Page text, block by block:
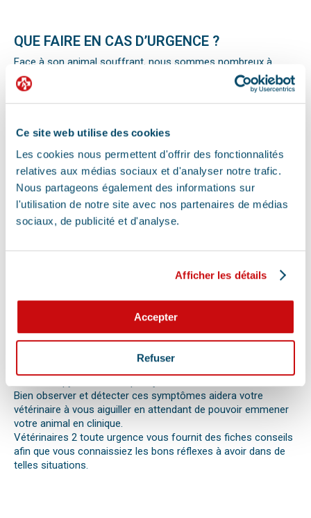
Ce site web utilise des cookies
Les cookies nous permettent d'offrir des fonctionnalités
relatives aux médias sociaux et d'analyser notre trafic.
Nous partageons également des informations sur
l'utilisation de notre site avec nos partenaires de médias
sociaux, de publicité et d'analyse.
Afficher les détails
Accepter
Refuser
QUE FAIRE EN CAS D’URGENCE ?
Face à son animal souffrant, nous sommes nombreux à
perdre nos moyens. En effet, s’il n’est pas possible de se
préparer totalement à ce type d’événement, certains gestes
peuvent être salvateurs.
contacter le vétérinaire de garde ou la clinique d’urgence
également de ne pas paniquer et de vous assurer de la
sécurité de votre animal pour ne pas empirer la situation.
Pour pouvoir détecter un mal-être chez son animal et décrire
la situation à un professionnel, il faut faire attention aux
signaux. Tout comportement anormal ou abattement doit
vous alerter.
perte d’appétit soudaine sont autant de signes visibles que
votre chat, chien ou autre nouvel animal de compagnie ne va
pas bien.
Différentes causes peuvent être à l’origine d’une urgence pour
votre compagnon. Il peut s’agir en effet d’un épillet, d’une
réaction allergique avec œdème de Quincke, d’une intoxication
ou envenimation, d’un syndrome dilatation torsion de
Bien observer et détecter ces symptômes aidera votre
vétérinaire à vous aiguiller en attendant de pouvoir emmener
votre animal en clinique.
Vétérinaires 2 toute urgence vous fournit des fiches conseils
afin que vous connaissiez les bons réflexes à avoir dans de
telles situations.